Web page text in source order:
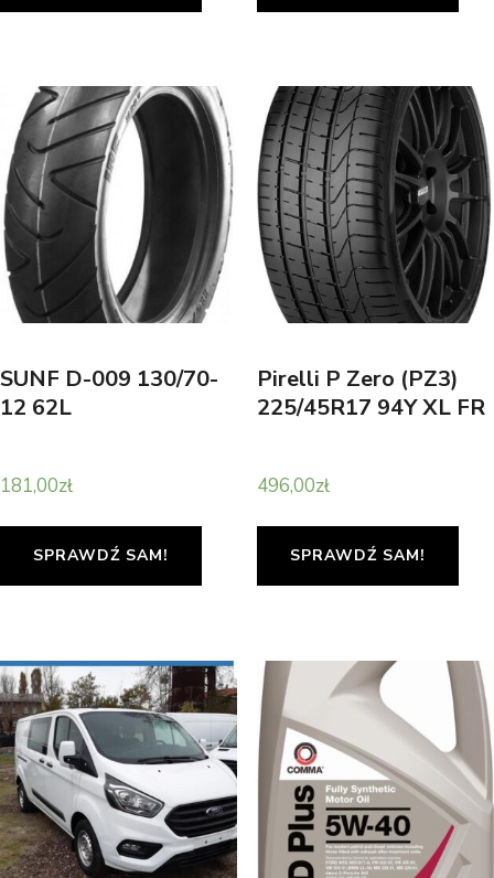
SUNF D-009 130/70-
12 62L
181,00zł
SPRAWDŹ SAM!
Pirelli P Zero (PZ3)
225/45R17 94Y XL FR
496,00zł
SPRAWDŹ SAM!